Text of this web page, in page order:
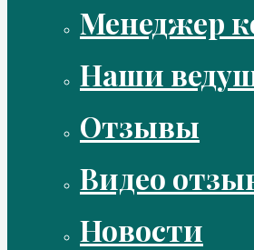
Менеджер
Наши
Отзывы
Видео
Новости